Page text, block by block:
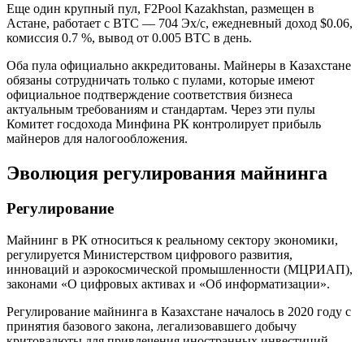
Еще один крупный пул, F2Pool Kazakhstan, размещен в
Астане, работает с BTC — 704 Эх/с, ежедневный доход $0.06,
комиссия 0.7 %, вывод от 0.005 BTC в день.
Оба пула официально аккредитованы. Майнеры в Казахстане
обязаны сотрудничать только с пулами, которые имеют
официальное подтверждение соответствия бизнеса
актуальным требованиям и стандартам. Через эти пулы
Комитет госдохода Минфина РК контролирует прибыль
майнеров для налогообложения.
Эволюция регулирования майнинга
Регулирование
Майнинг в РК относиться к реальному сектору экономики,
регулируется Министерством цифрового развития,
инноваций и аэрокосмической промышленности (МЦРИАП),
законами «О цифровых активах и «Об информатизации».
Регулирование майнинга в Казахстане началось в 2020 году с
принятия базового закона, легализовавшего добычу